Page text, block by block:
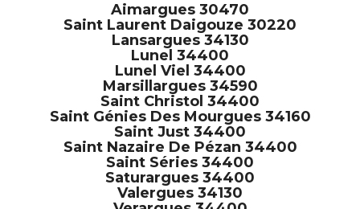
Aimargues 30470
Saint Laurent Daigouze 30220
Lansargues 34130
Lunel 34400
Lunel Viel 34400
Marsillargues 34590
Saint Christol 34400
Saint Génies Des Mourgues 34160
Saint Just 34400
Saint Nazaire De Pézan 34400
Saint Séries 34400
Saturargues 34400
Valergues 34130